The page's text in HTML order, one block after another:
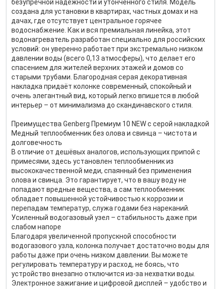
безупречной надёжности и утончённого стиля. Модель
создана для установки в квартирах, частных домах и на
дачах, где отсутствует центральное горячее
водоснабжение. Как и вся премиальная линейка, этот
водонагреватель разработан специально для российских
условий: он уверенно работает при экстремально низком
давлении воды (всего 0,13 атмосферы), что делает его
спасением для жителей верхних этажей и домов со
старыми трубами. Благородная серая декоративная
накладка придаёт колонке современный, спокойный и
очень элегантный вид, который легко впишется в любой
интерьер – от минимализма до скандинавского стиля.
Преимущества Genberg Премиум 10 NEW с серой накладкой
Медный теплообменник без олова и свинца – чистота и
долговечность
В отличие от дешёвых аналогов, использующих припой с
примесями, здесь установлен теплообменник из
высококачественной меди, спаянный без применения
олова и свинца. Это гарантирует, что в вашу воду не
попадают вредные вещества, а сам теплообменник
обладает повышенной устойчивостью к коррозии и
перепадам температур, служа годами без нареканий.
Усиленный водогазовый узел – стабильность даже при
слабом напоре
Благодаря увеличенной пропускной способности
водогазового узла, колонка получает достаточно воды для
работы даже при очень низком давлении. Вы можете
регулировать температуру и расход, не боясь, что
устройство внезапно отключится из-за нехватки воды.
Электронное зажигание и цифровой дисплей – удобство и